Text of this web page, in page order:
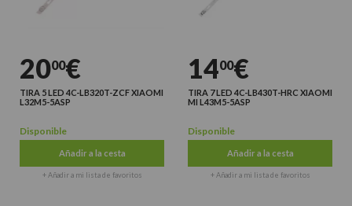
2000€
TIRA 5 LED 4C-LB320T-ZCF XIAOMI
L32M5-5ASP
Disponible
Añadir a la cesta
+ Añadir a mi lista de favoritos
1400€
TIRA 7 LED 4C-LB430T-HRC XIAOMI
MI L43M5-5ASP
Disponible
Añadir a la cesta
+ Añadir a mi lista de favoritos